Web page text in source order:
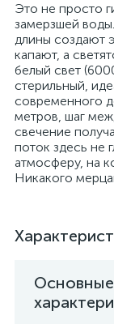
Это не просто
замерзшей
длины создают
капают, а
белый свет
стерильный,
современного
метров, шаг
свечение
поток здесь не
атмосферу, на
Никакого
Основные